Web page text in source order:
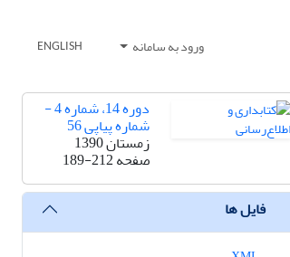
ورود به سامانه ENGLISH
دوره 14، شماره 4 -
شماره پیاپی 56
زمستان 1390
صفحه189-212
فایل ها